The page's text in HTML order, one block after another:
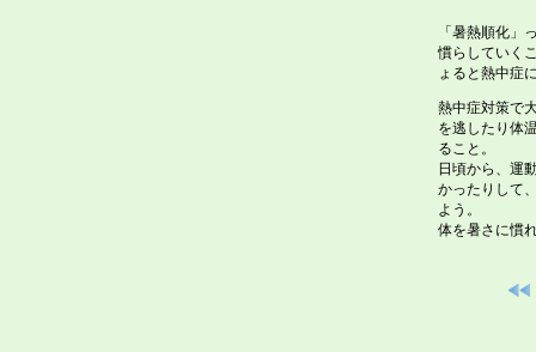
「暑熱順化
慣らしていく
ょると熱中症
熱中症対策で
を逃したり体
ること。
日頃から、運
かったりして
よう。
体を暑さに慣